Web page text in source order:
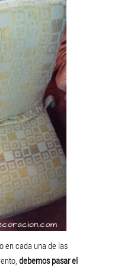
en cada una de las
debemos pasar el